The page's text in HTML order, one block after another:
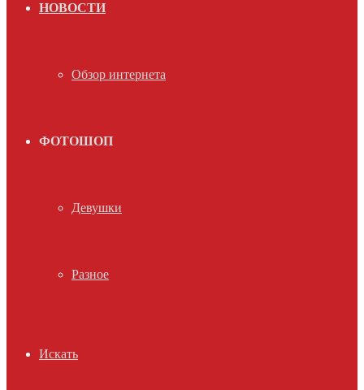
НОВОСТИ
Обзор интернета
ФОТОШОП
Девушки
Разное
Искать